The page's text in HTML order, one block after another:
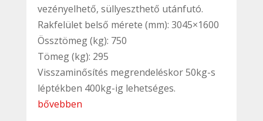
vezényelhető, süllyeszthető utánfutó.
Rakfelület belső mérete (mm): 3045×1600
Össztömeg (kg): 750
Tömeg (kg): 295
Visszaminősítés megrendeléskor 50kg-s
léptékben 400kg-ig lehetséges.
bővebben